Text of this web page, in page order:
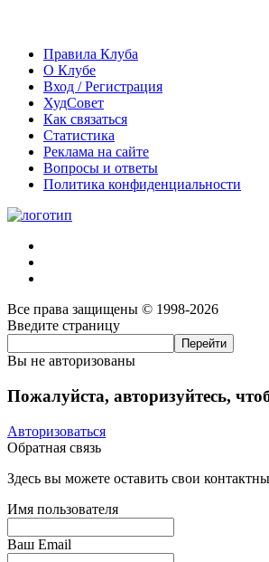
Правила Клуба
О Клубе
Вход / Регистрация
ХудСовет
Как связаться
Статистика
Реклама на сайте
Вопросы и ответы
Политика конфиденциальности
Все права защищены © 1998-2026
Введите страницу
Вы не авторизованы
Пожалуйста, авторизуйтесь,
Авторизоваться
Обратная связь
Здесь вы можете оставить свои
Имя пользователя
Ваш Email